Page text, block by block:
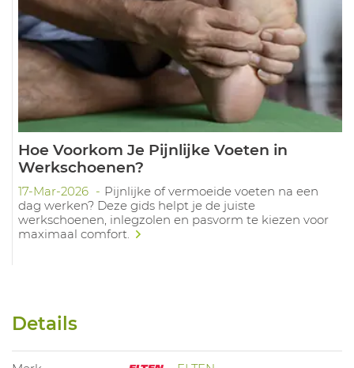
Hoe Voorkom Je Pijnlijke Voeten in
Werkschoenen?
17-Mar-2026
Pijnlijke of vermoeide voeten na een
dag werken? Deze gids helpt je de juiste
werkschoenen, inlegzolen en pasvorm te kiezen voor
maximaal comfort.
Details